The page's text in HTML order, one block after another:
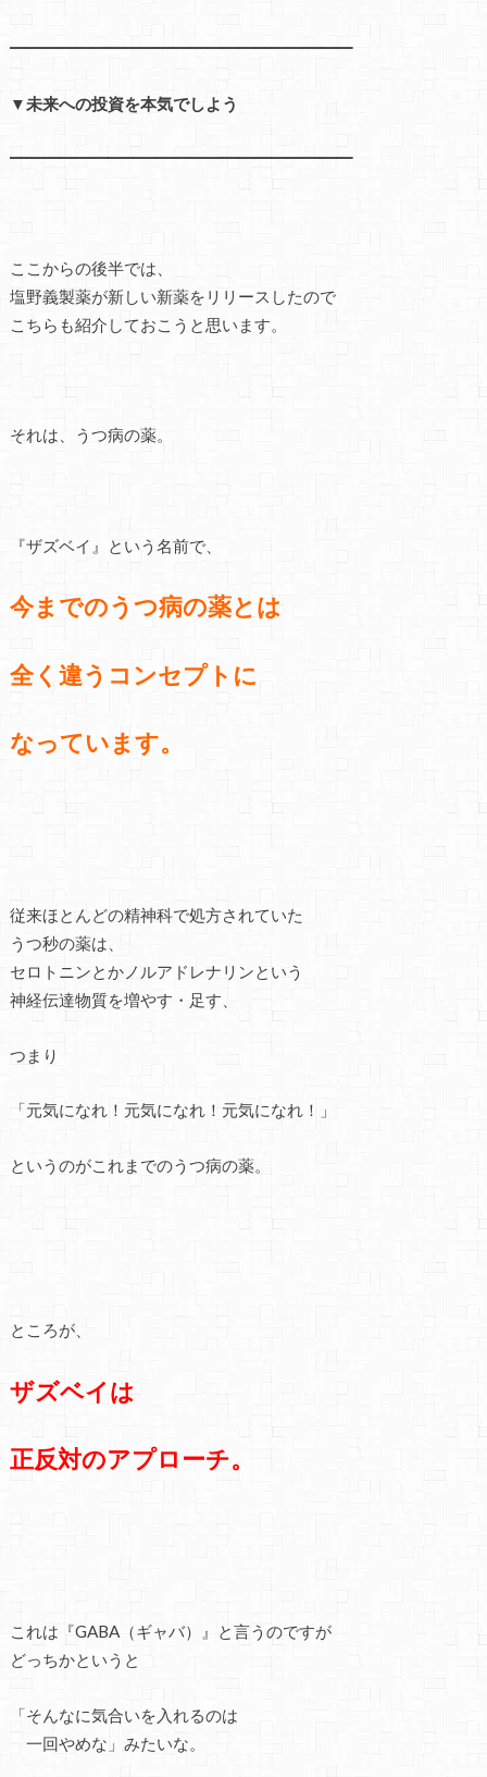
━━━━━━━━━━━━━━━━━━━━━
▼未来への投資を本気でしよう
━━━━━━━━━━━━━━━━━━━━━
ここからの後半では、
塩野義製薬が新しい新薬をリリースしたので
こちらも紹介しておこうと思います。
それは、うつ病の薬。
『ザズベイ』という名前で、
今までのうつ病の薬とは
全く違うコンセプトに
なっています。
従来ほとんどの精神科で処方されていた
うつ秒の薬は、
セロトニンとかノルアドレナリンという
神経伝達物質を増やす・足す、
つまり
「元気になれ！元気になれ！元気になれ！」
というのがこれまでのうつ病の薬。
ところが、
ザズベイは
正反対のアプローチ。
これは『GABA（ギャバ）』と言うのですが
どっちかというと
「そんなに気合いを入れるのは
一回やめな」みたいな。